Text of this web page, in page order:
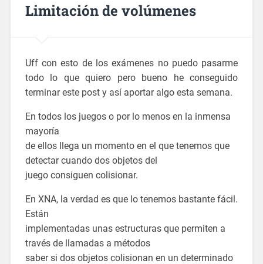
Limitación de volúmenes
Uff con esto de los exámenes no puedo pasarme
todo lo que quiero pero bueno he conseguido
terminar este post y así aportar algo esta semana.
En todos los juegos o por lo menos en la inmensa
mayoría
de ellos llega un momento en el que tenemos que
detectar cuando dos objetos del
juego consiguen colisionar.
En XNA, la verdad es que lo tenemos bastante fácil.
Están
implementadas unas estructuras que permiten a
través de llamadas a métodos
saber si dos objetos colisionan en un determinado